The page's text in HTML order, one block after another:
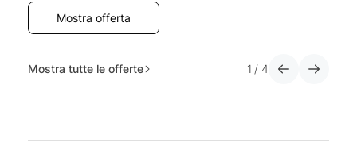
Mostra offerta
Mostra tutte le offerte 1 / 4